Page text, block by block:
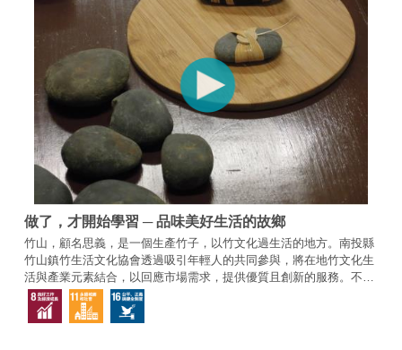
做了，才開始學習 ─ 品味美好生活的故鄉
竹山，顧名思義，是一個生產竹子，以竹文化過生活的地方。南投縣
竹山鎮竹生活文化協會透過吸引年輕人的共同參與，將在地竹文化生
活與產業元素結合，以回應市場需求，提供優質且創新的服務。不但
為竹文化找到新的可能，為青年返鄉創業建立一個平台，同時也為小
鎮創造新的未來。